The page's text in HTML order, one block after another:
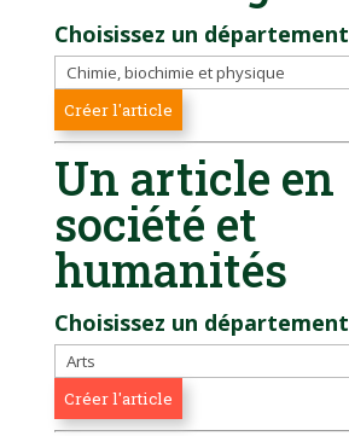
Choisissez un département
Un article en
société et
humanités
Choisissez un département